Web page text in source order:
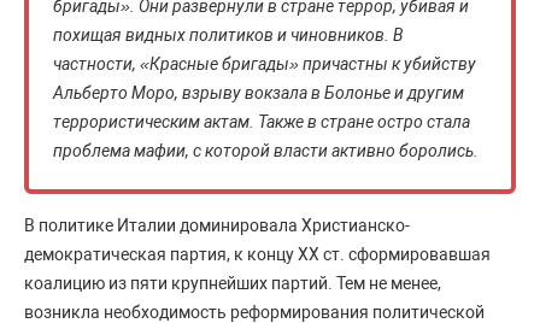
бригады». Они развернули в стране террор, убивая и
похищая видных политиков и чиновников. В
частности, «Красные бригады» причастны к убийству
Альберто Моро, взрыву вокзала в Болонье и другим
террористическим актам. Также в стране остро стала
проблема мафии, с которой власти активно боролись.
В политике Италии доминировала Христианско-
демократическая партия, к концу ХХ ст. сформировавшая
коалицию из пяти крупнейших партий. Тем не менее,
возникла необходимость реформирования политической